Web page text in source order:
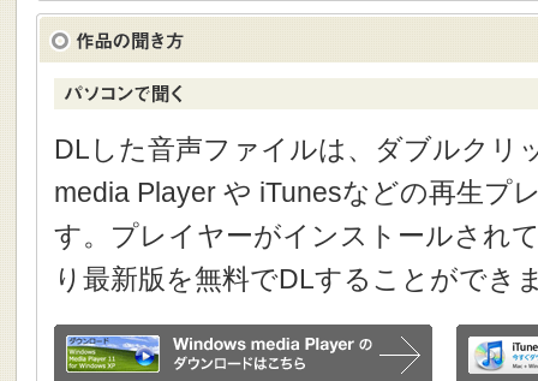
DLした音声ファイルは、ダブルクリ
media Player や iTunesなどの再生プ
す。プレイヤーがインストールされ
り最新版を無料でDLすることができ